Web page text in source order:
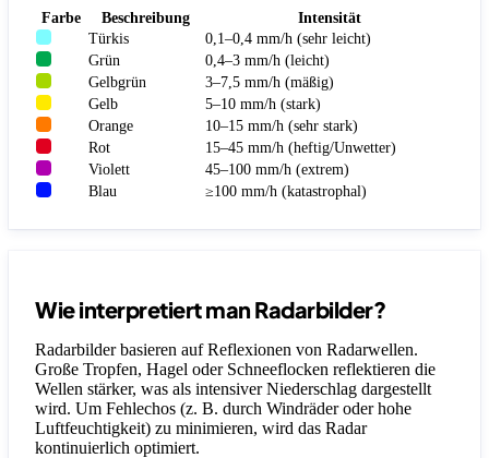
Farbe Beschreibung
Intensität
Türkis
0,1–0,4 mm/h (sehr leicht)
Grün
0,4–3 mm/h (leicht)
Gelbgrün
3–7,5 mm/h (mäßig)
Gelb
5–10 mm/h (stark)
Orange
10–15 mm/h (sehr stark)
Rot
15–45 mm/h (heftig/Unwetter)
Violett
45–100 mm/h (extrem)
Blau
≥100 mm/h (katastrophal)
Wie interpretiert man Radarbilder?
Radarbilder basieren auf Reflexionen von Radarwellen.
Große Tropfen, Hagel oder Schneeflocken reflektieren die
Wellen stärker, was als intensiver Niederschlag dargestellt
wird. Um Fehlechos (z. B. durch Windräder oder hohe
Luftfeuchtigkeit) zu minimieren, wird das Radar
kontinuierlich optimiert.